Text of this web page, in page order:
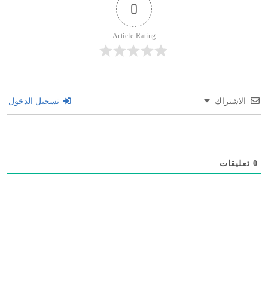
0
Article Rating
الاشتراك تسجيل الدخول
0 تعليقات